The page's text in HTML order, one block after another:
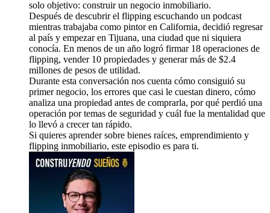
solo objetivo: construir un negocio inmobiliario.
Después de descubrir el flipping escuchando un podcast
mientras trabajaba como pintor en California, decidió regresar
al país y empezar en Tijuana, una ciudad que ni siquiera
conocía. En menos de un año logró firmar 18 operaciones de
flipping, vender 10 propiedades y generar más de $2.4
millones de pesos de utilidad.
Durante esta conversación nos cuenta cómo consiguió su
primer negocio, los errores que casi le cuestan dinero, cómo
analiza una propiedad antes de comprarla, por qué perdió una
operación por temas de seguridad y cuál fue la mentalidad que
lo llevó a crecer tan rápido.
Si quieres aprender sobre bienes raíces, emprendimiento y
flipping inmobiliario, este episodio es para ti.